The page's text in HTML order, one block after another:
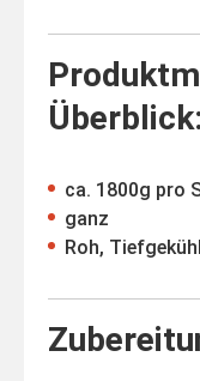
Überblick:
ca. 1800g pro
ganz
Roh,